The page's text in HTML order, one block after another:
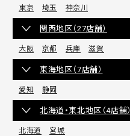
東京 埼玉 神奈川
関西地区（27店舗）
大阪 京都 兵庫 滋賀
東海地区（7店舗）
愛知 静岡
北海道・東北地区（4店舗）
北海道 宮城